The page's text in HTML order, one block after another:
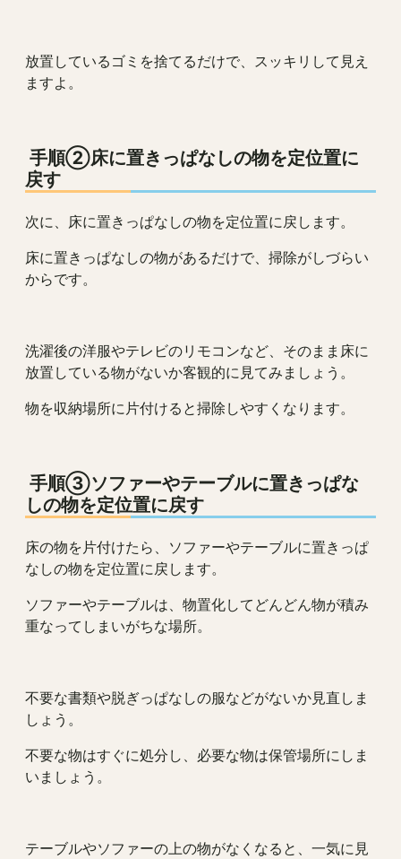
放置しているゴミを捨てるだけで、スッキリして見え
ますよ。
手順②床に置きっぱなしの物を定位置に
戻す
次に、床に置きっぱなしの物を定位置に戻します。
床に置きっぱなしの物があるだけで、掃除がしづらい
からです。
洗濯後の洋服やテレビのリモコンなど、そのまま床に
放置している物がないか客観的に見てみましょう。
物を収納場所に片付けると掃除しやすくなります。
手順③ソファーやテーブルに置きっぱな
しの物を定位置に戻す
床の物を片付けたら、ソファーやテーブルに置きっぱ
なしの物を定位置に戻します。
ソファーやテーブルは、物置化してどんどん物が積み
重なってしまいがちな場所。
不要な書類や脱ぎっぱなしの服などがないか見直しま
しょう。
不要な物はすぐに処分し、必要な物は保管場所にしま
いましょう。
テーブルやソファーの上の物がなくなると、一気に見